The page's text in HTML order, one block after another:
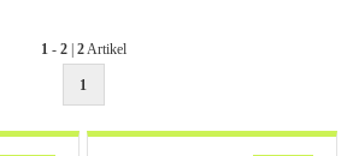
1- 2| 2Artikel
1